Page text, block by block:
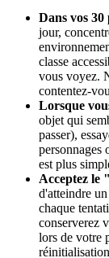
Dans vos 30
jour,
classe
vous voyez.
contentez-
Lorsque
objet qui
passer),
personnages
est plus
Acceptez le
d'atteindre
chaque
conserverez
lors de votre